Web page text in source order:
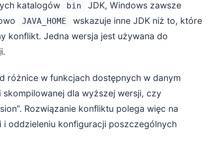
katalogów bin
JDK, Windows zawsze
JAVA_HOME
wskazuje inne JDK niż to, które
konflikt. Jedna wersja jest używana do
różnice w funkcjach dostępnych w danym
dla wyższej wersji, czy
Rozwiązanie konfliktu polega więc na
i oddzieleniu konfiguracji poszczególnych